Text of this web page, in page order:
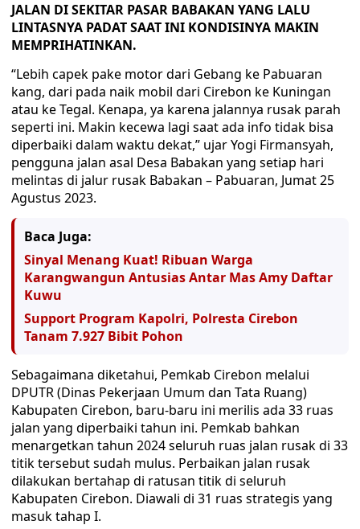
JALAN DI SEKITAR PASAR BABAKAN YANG LALU
LINTASNYA PADAT SAAT INI KONDISINYA MAKIN
MEMPRIHATINKAN.
“Lebih capek pake motor dari Gebang ke Pabuaran
kang, dari pada naik mobil dari Cirebon ke Kuningan
atau ke Tegal. Kenapa, ya karena jalannya rusak parah
seperti ini. Makin kecewa lagi saat ada info tidak bisa
diperbaiki dalam waktu dekat,” ujar Yogi Firmansyah,
pengguna jalan asal Desa Babakan yang setiap hari
melintas di jalur rusak Babakan – Pabuaran, Jumat 25
Agustus 2023.
Baca Juga:
Sinyal Menang Kuat! Ribuan Warga
Karangwangun Antusias Antar Mas Amy Daftar
Kuwu
Support Program Kapolri, Polresta Cirebon
Tanam 7.927 Bibit Pohon
Sebagaimana diketahui, Pemkab Cirebon melalui
DPUTR (Dinas Pekerjaan Umum dan Tata Ruang)
Kabupaten Cirebon, baru-baru ini merilis ada 33 ruas
jalan yang diperbaiki tahun ini. Pemkab bahkan
menargetkan tahun 2024 seluruh ruas jalan rusak di 33
titik tersebut sudah mulus. Perbaikan jalan rusak
dilakukan bertahap di ratusan titik di seluruh
Kabupaten Cirebon. Diawali di 31 ruas strategis yang
masuk tahap I.